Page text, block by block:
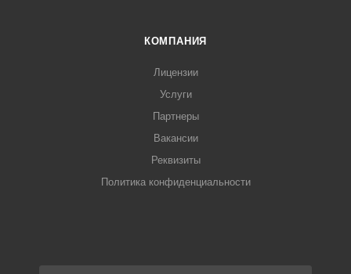
КОМПАНИЯ
Лицензии
Услуги
Партнеры
Вакансии
Реквизиты
Политика конфиденциальности